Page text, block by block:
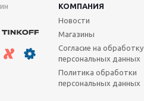
КОМПАНИЯ
Новости
Магазины
Согласие на обработку
персональных данных
Политика обработки
персональных данных